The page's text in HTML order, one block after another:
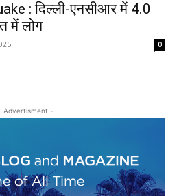
: दिल्ली-एनसीआर में 4.0
में लोग
0
Advertisment -